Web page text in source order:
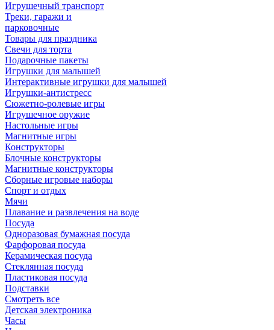
Игрушечный транспорт
Треки, гаражи и
парковочные
Товары для праздника
Свечи для торта
Подарочные пакеты
Игрушки для малышей
Интерактивные игрушки для малышей
Игрушки-антистресс
Сюжетно-ролевые игры
Игрушечное оружие
Настольные игры
Магнитные игры
Конструкторы
Блочные конструкторы
Магнитные конструкторы
Сборные игровые наборы
Спорт и отдых
Мячи
Плавание и развлечения на воде
Посуда
Одноразовая бумажная посуда
Фарфоровая посуда
Керамическая посуда
Стеклянная посуда
Пластиковая посуда
Подставки
Смотреть все
Детская электроника
Часы